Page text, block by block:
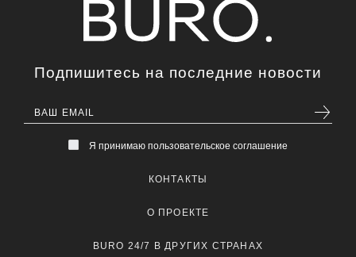
Подпишитесь на последние новости
Я принимаю пользовательское соглашение
КОНТАКТЫ
О ПРОЕКТЕ
BURO 24/7 В ДРУГИХ СТРАНАХ